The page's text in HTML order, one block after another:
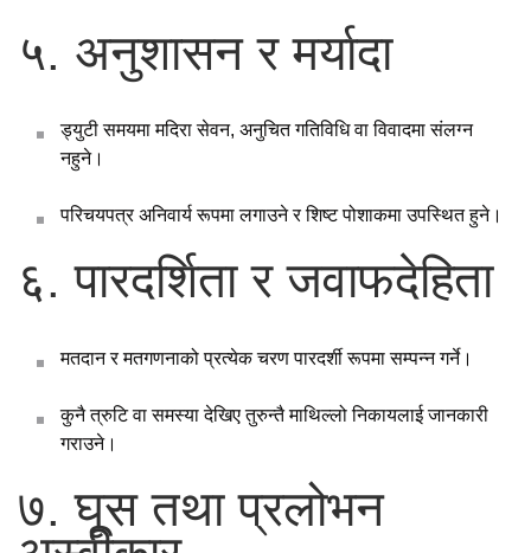
५. अनुशासन र मर्यादा
ड्युटी समयमा मदिरा सेवन, अनुचित गतिविधि वा विवादमा संलग्न
नहुने।
परिचयपत्र अनिवार्य रूपमा लगाउने र शिष्ट पोशाकमा उपस्थित हुने।
६. पारदर्शिता र जवाफदेहिता
मतदान र मतगणनाको प्रत्येक चरण पारदर्शी रूपमा सम्पन्न गर्ने।
कुनै त्रुटि वा समस्या देखिए तुरुन्तै माथिल्लो निकायलाई जानकारी
गराउने।
७. घूस तथा प्रलोभन